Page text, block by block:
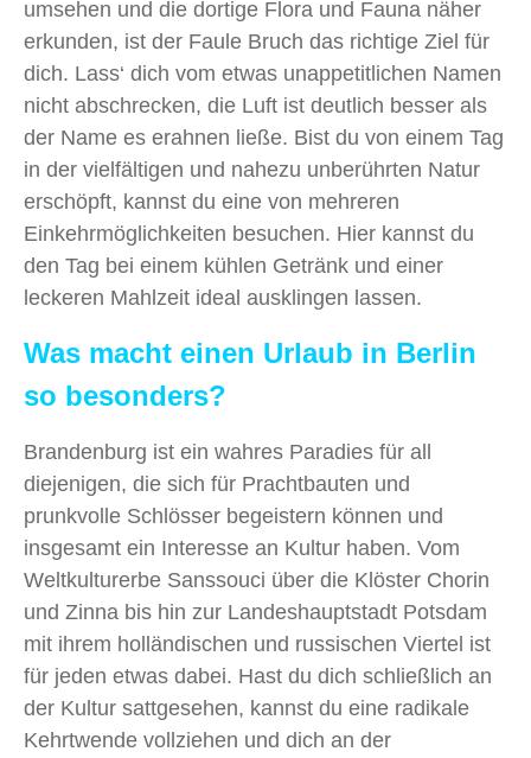
umsehen und die dortige Flora und Fauna näher
erkunden, ist der Faule Bruch das richtige Ziel für
dich. Lass‘ dich vom etwas unappetitlichen Namen
nicht abschrecken, die Luft ist deutlich besser als
der Name es erahnen ließe. Bist du von einem Tag
in der vielfältigen und nahezu unberührten Natur
erschöpft, kannst du eine von mehreren
Einkehrmöglichkeiten besuchen. Hier kannst du
den Tag bei einem kühlen Getränk und einer
leckeren Mahlzeit ideal ausklingen lassen.
Was macht einen Urlaub in Berlin
so besonders?
Brandenburg ist ein wahres Paradies für all
diejenigen, die sich für Prachtbauten und
prunkvolle Schlösser begeistern können und
insgesamt ein Interesse an Kultur haben. Vom
Weltkulturerbe Sanssouci über die Klöster Chorin
und Zinna bis hin zur Landeshauptstadt Potsdam
mit ihrem holländischen und russischen Viertel ist
für jeden etwas dabei. Hast du dich schließlich an
der Kultur sattgesehen, kannst du eine radikale
Kehrtwende vollziehen und dich an der